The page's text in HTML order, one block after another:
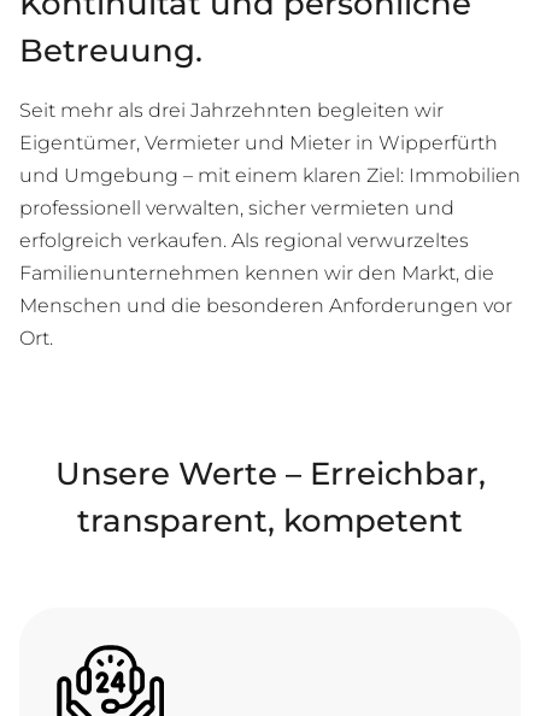
Betreuung.
Seit mehr als drei Jahrzehnten begleiten wir
Eigentümer, Vermieter und Mieter in Wipperfürth
und Umgebung – mit einem klaren Ziel: Immobilien
professionell verwalten, sicher vermieten und
erfolgreich verkaufen. Als regional verwurzeltes
Familienunternehmen kennen wir den Markt, die
Menschen und die besonderen Anforderungen vor
Ort.
Unsere Werte – Erreichbar,
transparent, kompetent